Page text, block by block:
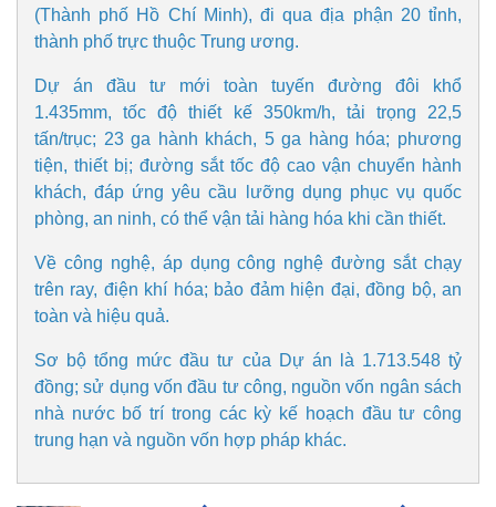
Pháp luật
Tin nóng
Tư vấn luật
Quân sự - Quốc phòng
Việt Nam
Phân tích
(Thành phố Hồ Chí Minh), đi qua địa phận 20 tỉnh,
thành phố trực thuộc Trung ương.
Dự án đầu tư mới toàn tuyến đường đôi khổ
1.435mm, tốc độ thiết kế 350km/h, tải trọng 22,5
tấn/trục; 23 ga hành khách, 5 ga hàng hóa; phương
tiện, thiết bị; đường sắt tốc độ cao vận chuyển hành
khách, đáp ứng yêu cầu lưỡng dụng phục vụ quốc
phòng, an ninh, có thể vận tải hàng hóa khi cần thiết.
Về công nghệ, áp dụng công nghệ đường sắt chạy
trên ray, điện khí hóa; bảo đảm hiện đại, đồng bộ, an
toàn và hiệu quả.
Sơ bộ tổng mức đầu tư của Dự án là 1.713.548 tỷ
đồng; sử dụng vốn đầu tư công, nguồn vốn ngân sách
nhà nước bố trí trong các kỳ kế hoạch đầu tư công
trung hạn và nguồn vốn hợp pháp khác.